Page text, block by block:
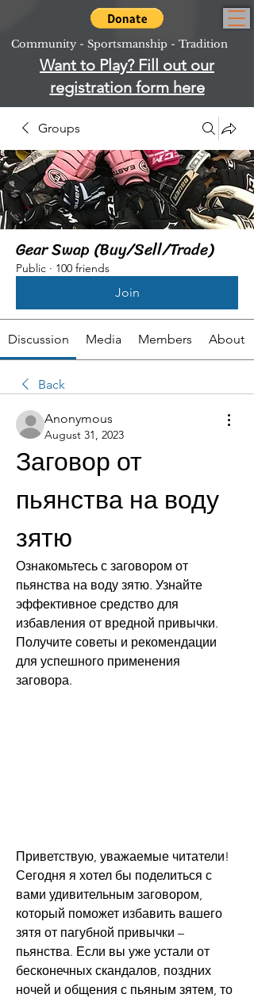
Community - Sportsmanship - Tradition
Want to Play? Fill out our
registration form here
Groups
Gear Swap (Buy/Sell/Trade)
Public · 100 friends
Join
Discussion Media Members About
Back
Anonymous
August 31, 2023
Заговор от
пьянства на воду
зятю
Ознакомьтесь с заговором от
пьянства на воду зятю. Узнайте
эффективное средство для
избавления от вредной привычки.
Получите советы и рекомендации
для успешного применения
заговора.
Приветствую, уважаемые читатели!
Сегодня я хотел бы поделиться с
вами удивительным заговором,
который поможет избавить вашего
зятя от пагубной привычки –
пьянства. Если вы уже устали от
бесконечных скандалов, поздних
ночей и общения с пьяным зятем, то